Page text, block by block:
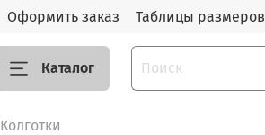
Оформить заказ Таблицы размеров
Каталог
Колготки